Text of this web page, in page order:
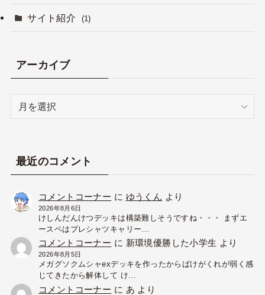
サイト紹介 (1)
アーカイブ
ブ
最近のコメント
コメントコーナー に ゆうくん より
2026年8月6日
けしんだんけつデッキは構築難しそうですね・・・ まずエ
ースペはプレシャツキャリー…
コメントコーナー に 新環境優勝した小学生 より
2026年8月5日
メガグソクムシャexデッキを作ったからばけがくれが弱く感
じてきたから解体して け…
コメントコーナー に あ より